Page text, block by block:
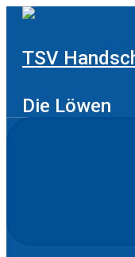
Zum
TSV
Die Löwen